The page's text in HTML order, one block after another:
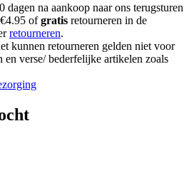
na aankoop naar ons terugsturen
ofgratis retourneren in de
retourneren.
kunnen retourneren gelden niet voor
en verse/ bederfelijke artikelen zoals